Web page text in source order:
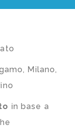
Milano,
in base a